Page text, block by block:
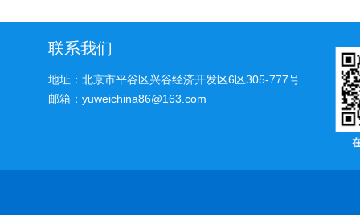
联系我们
地址：北京市平谷区兴谷经济开发区6区305-777号
邮箱：yuweichina86@163.com